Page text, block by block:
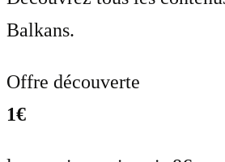
Balkans.
Offre découverte
1€